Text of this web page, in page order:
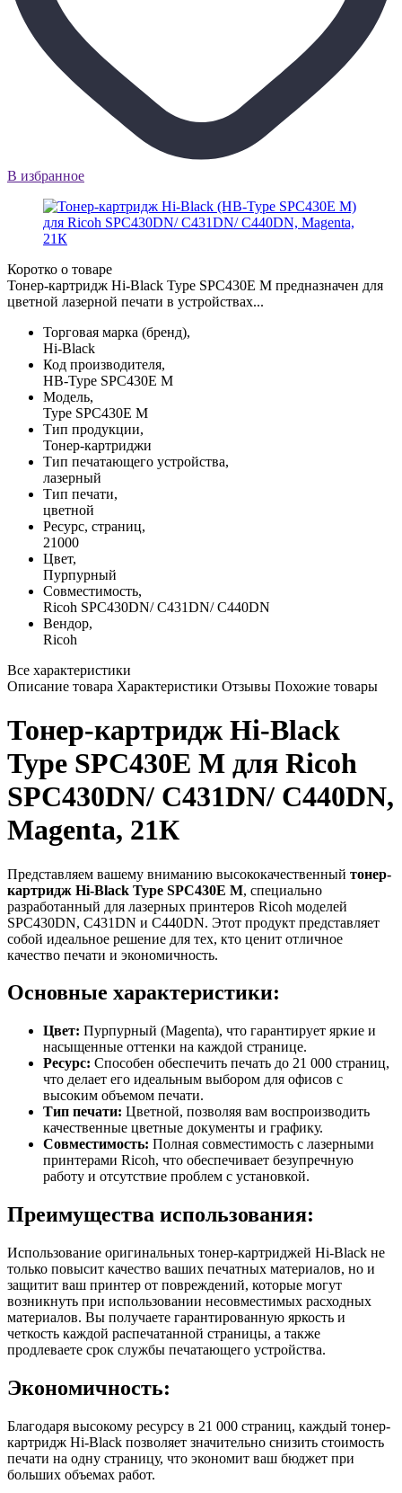
В избранное
Коротко о товаре
Тонер-картридж Hi-Black Type SPC430E M предназначен для
цветной лазерной печати в устройствах...
Торговая марка (бренд),
Hi-Black
Код производителя,
HB-Type SPC430E M
Модель,
Type SPC430E M
Тип продукции,
Тонер-картриджи
Тип печатающего устройства,
лазерный
Тип печати,
цветной
Ресурс, страниц,
21000
Цвет,
Пурпурный
Совместимость,
Ricoh SPC430DN/ C431DN/ C440DN
Вендор,
Ricoh
Все характеристики
Описание товара Характеристики Отзывы Похожие товары
Тонер-картридж Hi-Black
Type SPC430E M для Ricoh
SPC430DN/ C431DN/ C440DN,
Magenta, 21К
Представляем вашему вниманию высококачественный тонер-
картридж Hi-Black Type SPC430E M, специально
разработанный для лазерных принтеров Ricoh моделей
SPC430DN, C431DN и C440DN. Этот продукт представляет
собой идеальное решение для тех, кто ценит отличное
качество печати и экономичность.
Основные характеристики:
Цвет: Пурпурный (Magenta), что гарантирует яркие и
насыщенные оттенки на каждой странице.
Ресурс: Способен обеспечить печать до 21 000 страниц,
что делает его идеальным выбором для офисов с
высоким объемом печати.
Тип печати: Цветной, позволяя вам воспроизводить
качественные цветные документы и графику.
Совместимость: Полная совместимость с лазерными
принтерами Ricoh, что обеспечивает безупречную
работу и отсутствие проблем с установкой.
Преимущества использования:
Использование оригинальных тонер-картриджей Hi-Black не
только повысит качество ваших печатных материалов, но и
защитит ваш принтер от повреждений, которые могут
возникнуть при использовании несовместимых расходных
материалов. Вы получаете гарантированную яркость и
четкость каждой распечатанной страницы, а также
продлеваете срок службы печатающего устройства.
Экономичность:
Благодаря высокому ресурсу в 21 000 страниц, каждый тонер-
картридж Hi-Black позволяет значительно снизить стоимость
печати на одну страницу, что экономит ваш бюджет при
больших объемах работ.